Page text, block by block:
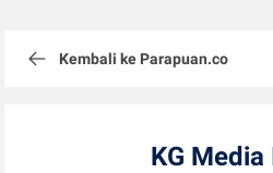
Kembali ke Parapuan.co
KG Media